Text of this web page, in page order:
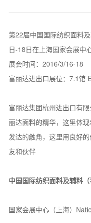
第22届中国国际纺织面料
日-18日在上海国家会展中
展会时间：2016/3/16-18
富丽达进出口展位：7.1馆
富丽达集团杭州进出口有
丽达面料的精华，这里体
发达的触角，这里用良好
友和伙伴
中国国际纺织面料及辅料
国家会展中心（上海）